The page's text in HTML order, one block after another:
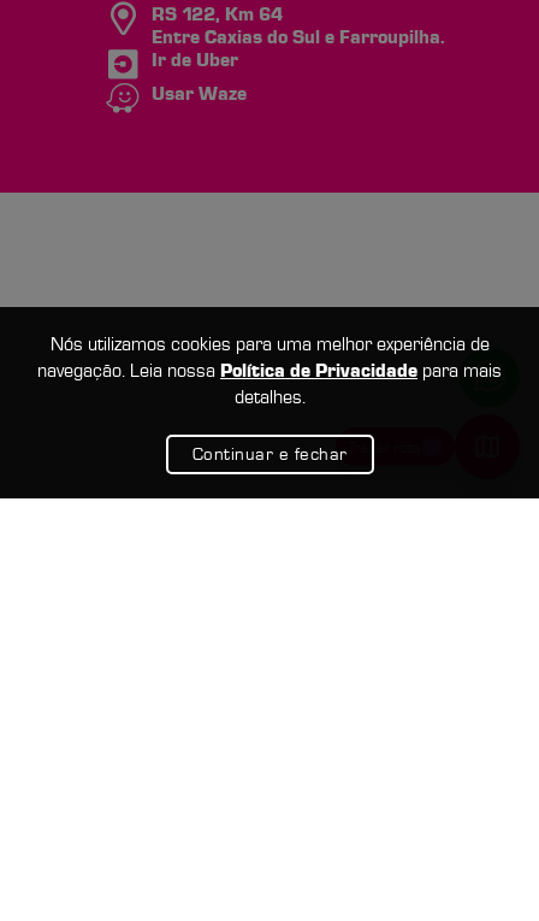
RS 122, Km 64
Entre Caxias do Sul e Farroupilha.
Ir de Uber
Usar Waze
Nós utilizamos cookies para uma melhor experiência de
navegação. Leia nossa Política de Privacidade para mais
detalhes.
Continuar e fechar Traçar rota